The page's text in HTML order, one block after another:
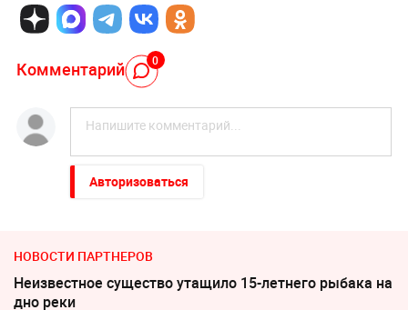
Комментарий 0
Авторизоваться
НОВОСТИ ПАРТНЕРОВ
Неизвестное существо утащило 15-летнего рыбака на
дно реки